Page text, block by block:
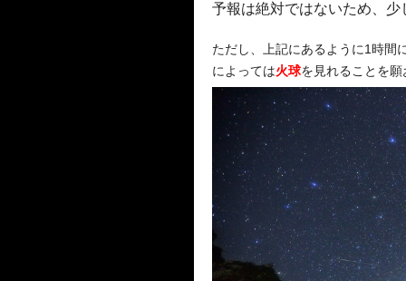
予報は絶対ではないため、
ただし、上記にあるように1時間
によっては火球を見れることを願